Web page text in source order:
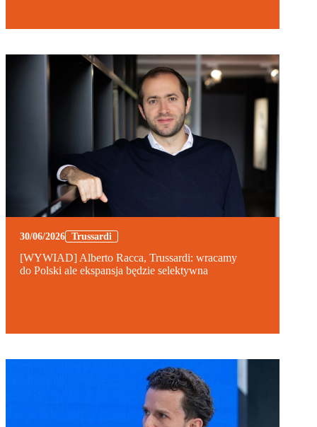
30/06/2026 Trussardi
[WYWIAD] Alberto Racca, Trussardi: wracamy
do Polski ale ekspansja będzie selektywna